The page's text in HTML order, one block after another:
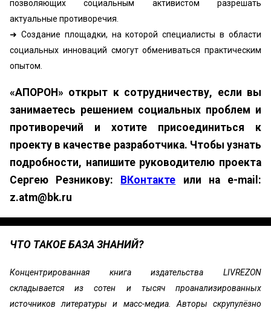
позволяющих социальным активистом разрешать
актуальные противоречия.
➜ Создание площадки, на которой специалисты в области
социальных инноваций смогут обмениваться практическим
опытом.
«АПОРОН» открыт к сотрудничеству, если вы
занимаетесь решением социальных проблем и
противоречий и хотите присоединиться к
проекту в качестве разработчика. Чтобы узнать
подробности, напишите руководителю проекта
Сергею Резникову:
ВКонтакте или на e-mail:
z.atm@bk.ru
ЧТО ТАКОЕ БАЗА ЗНАНИЙ?
Концентрированная книга издательства LIVREZON
складывается из сотен и тысяч проанализированных
источников литературы и масс-медиа. Авторы скрупулёзно